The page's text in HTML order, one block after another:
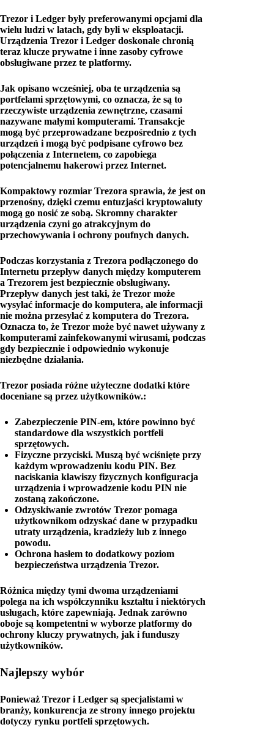
Trezor i Ledger były preferowanymi opcjami dla
wielu ludzi w latach, gdy byli w eksploatacji.
Urządzenia Trezor i Ledger doskonale chronią
teraz klucze prywatne i inne zasoby cyfrowe
obsługiwane przez te platformy.
Jak opisano wcześniej, oba te urządzenia są
portfelami sprzętowymi, co oznacza, że ​​są to
rzeczywiste urządzenia zewnętrzne, czasami
nazywane małymi komputerami. Transakcje
mogą być przeprowadzane bezpośrednio z tych
urządzeń i mogą być podpisane cyfrowo bez
połączenia z Internetem, co zapobiega
potencjalnemu hakerowi przez Internet.
Kompaktowy rozmiar Trezora sprawia, że ​​jest on
przenośny, dzięki czemu entuzjaści kryptowaluty
mogą go nosić ze sobą. Skromny charakter
urządzenia czyni go atrakcyjnym do
przechowywania i ochrony poufnych danych.
Podczas korzystania z Trezora podłączonego do
Internetu przepływ danych między komputerem
a Trezorem jest bezpiecznie obsługiwany.
Przepływ danych jest taki, że Trezor może
wysyłać informacje do komputera, ale informacji
nie można przesyłać z komputera do Trezora.
Oznacza to, że Trezor może być nawet używany z
komputerami zainfekowanymi wirusami, podczas
gdy bezpiecznie i odpowiednio wykonuje
niezbędne działania.
Trezor posiada różne użyteczne dodatki które
doceniane są przez użytkowników.:
Zabezpieczenie PIN-em, które powinno być
standardowe dla wszystkich portfeli
sprzętowych.
Fizyczne przyciski. Muszą być wciśnięte przy
każdym wprowadzeniu kodu PIN. Bez
naciskania klawiszy fizycznych konfiguracja
urządzenia i wprowadzenie kodu PIN nie
zostaną zakończone.
Odzyskiwanie zwrotów Trezor pomaga
użytkownikom odzyskać dane w przypadku
utraty urządzenia, kradzieży lub z innego
powodu.
Ochrona hasłem to dodatkowy poziom
bezpieczeństwa urządzenia Trezor.
Różnica między tymi dwoma urządzeniami
polega na ich współczynniku kształtu i niektórych
usługach, które zapewniają. Jednak zarówno
oboje są kompetentni w wyborze platformy do
ochrony kluczy prywatnych, jak i funduszy
użytkowników.
Najlepszy wybór
Ponieważ Trezor i Ledger są specjalistami w
branży, konkurencja ze strony innego projektu
dotyczy rynku portfeli sprzętowych.